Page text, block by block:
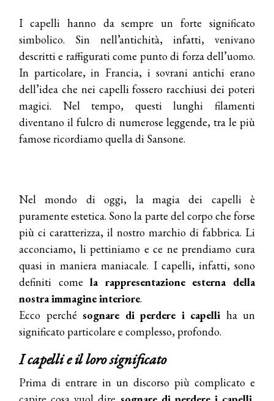
aziende
I capelli hanno da sempre un forte significato
simbolico. Sin nell’antichità, infatti, venivano
descritti e raffigurati come punto di forza dell’uomo.
In particolare, in Francia, i sovrani antichi erano
dell’idea che nei capelli fossero racchiusi dei poteri
magici. Nel tempo, questi lunghi filamenti
diventano il fulcro di numerose leggende, tra le più
famose ricordiamo quella di Sansone.
Nel mondo di oggi, la magia dei capelli è
puramente estetica. Sono la parte del corpo che forse
più ci caratterizza, il nostro marchio di fabbrica. Li
acconciamo, li pettiniamo e ce ne prendiamo cura
quasi in maniera maniacale. I capelli, infatti, sono
definiti comela rappresentazione esterna della
nostra immagine interiore.
Ecco perché sognare di perdere i capelli ha un
significato particolare e complesso, profondo.
I capelli e il loro significato
Prima di entrare in un discorso più complicato e